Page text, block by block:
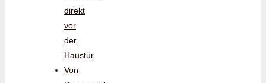
direkt
vor
der
Haustür
Von